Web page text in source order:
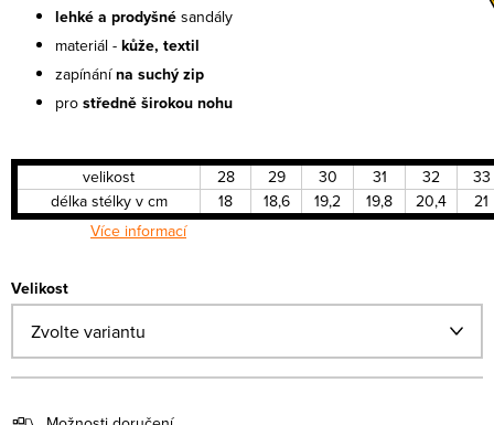
lehké a prodyšné sandály
materiál - kůže, textil
zapínánína suchý zip
pro středně širokou nohu
velikost 28 29 30 31 32
33
délka stélky v cm
18 18,6 19,2 19,8 20,4
21
Více informací
Velikost